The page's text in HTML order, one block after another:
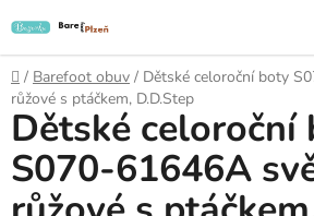
na
obsah
Domů
/ Barefoot obuv / Dětské celoroční boty
růžové s ptáčkem, D.D.Step
Dětské celoroční
S070-61646A